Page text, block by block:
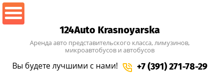
124Auto Krasnoyarska
Аренда авто представительского класса, лимузинов,
микроавтобусов и автобусов
Вы будете лучшими с нами! +7 (391) 271-78-29